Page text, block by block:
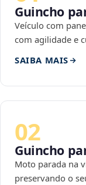
Guincho
Veículo com
com agilidade e
SAIBA MAIS
02
Guincho
Moto parada na
preservando o